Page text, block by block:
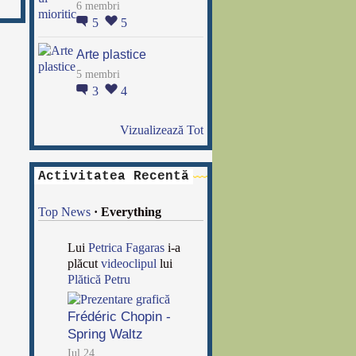
6 membri
5 5
Arte plastice
5 membri
3 4
Vizualizează Tot
Activitatea Recentă
Top News · Everything
Lui Petrica Fagaras i-a
plăcut videoclipul lui
Plătică Petru
Frédéric Chopin -
Spring Waltz
Iul 24